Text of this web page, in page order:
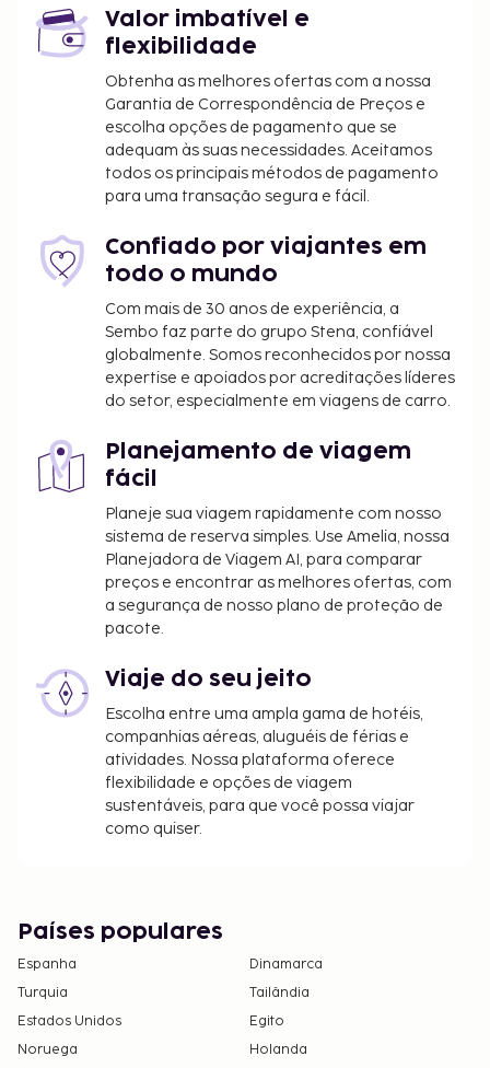
Valor imbatível e
flexibilidade
Obtenha as melhores ofertas com a nossa
Garantia de Correspondência de Preços e
escolha opções de pagamento que se
adequam às suas necessidades. Aceitamos
todos os principais métodos de pagamento
para uma transação segura e fácil.
Confiado por viajantes em
todo o mundo
Com mais de 30 anos de experiência, a
Sembo faz parte do grupo Stena, confiável
globalmente. Somos reconhecidos por nossa
expertise e apoiados por acreditações líderes
do setor, especialmente em viagens de carro.
Planejamento de viagem
fácil
Planeje sua viagem rapidamente com nosso
sistema de reserva simples. Use Amelia, nossa
Planejadora de Viagem AI, para comparar
preços e encontrar as melhores ofertas, com
a segurança de nosso plano de proteção de
pacote.
Viaje do seu jeito
Escolha entre uma ampla gama de hotéis,
companhias aéreas, aluguéis de férias e
atividades. Nossa plataforma oferece
flexibilidade e opções de viagem
sustentáveis, para que você possa viajar
como quiser.
Países populares
Espanha
Dinamarca
Turquia
Tailândia
Estados Unidos
Egito
Noruega
Holanda